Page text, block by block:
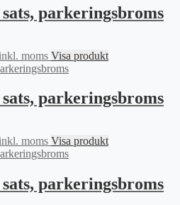
kr.parkeringsbroms
är:
kr.
moms Visa produkt
parkeringsbroms
kr.
moms Visa produkt
parkeringsbroms